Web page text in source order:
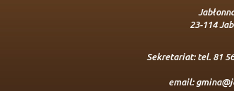
23-114
Sekretariat: tel. 81
email: